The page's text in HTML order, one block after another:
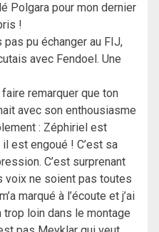
Polgara pour mon dernier
!
pas pu échanger au FIJ,
avec Fendoel. Une
remarquer que ton
avec son enthousiasme
: Zéphiriel est
est engoué ! C’est sa
C’est surprenant
voix ne soient pas toutes
marqué à l’écoute et j’ai
trop loin dans le montage